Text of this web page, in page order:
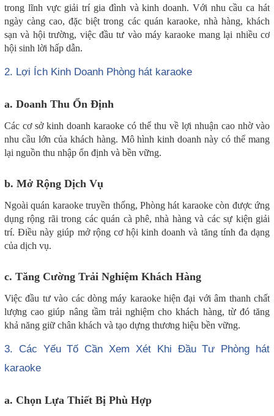
trong lĩnh vực giải trí gia đình và kinh doanh. Với nhu cầu ca hát
ngày càng cao, đặc biệt trong các quán karaoke, nhà hàng, khách
sạn và hội trường, việc đầu tư vào máy karaoke mang lại nhiều cơ
hội sinh lời hấp dẫn.
2. Lợi Ích Kinh Doanh Phòng hát karaoke
a. Doanh Thu Ổn Định
Các cơ sở kinh doanh karaoke có thể thu về lợi nhuận cao nhờ vào
nhu cầu lớn của khách hàng. Mô hình kinh doanh này có thể mang
lại nguồn thu nhập ổn định và bền vững.
b. Mở Rộng Dịch Vụ
Ngoài quán karaoke truyền thống, Phòng hát karaoke còn được ứng
dụng rộng rãi trong các quán cà phê, nhà hàng và các sự kiện giải
trí. Điều này giúp mở rộng cơ hội kinh doanh và tăng tính đa dạng
của dịch vụ.
c. Tăng Cường Trải Nghiệm Khách Hàng
Việc đầu tư vào các dòng máy karaoke hiện đại với âm thanh chất
lượng cao giúp nâng tầm trải nghiệm cho khách hàng, từ đó tăng
khả năng giữ chân khách và tạo dựng thương hiệu bền vững.
3. Các Yếu Tố Cần Xem Xét Khi Đầu Tư Phòng hát
karaoke
a. Chọn Lựa Thiết Bị Phù Hợp